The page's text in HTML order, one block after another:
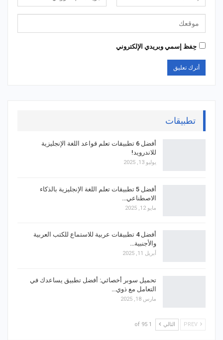
حِفظ إسمي وبريدي الإلكتروني
تطبيقات
أفضل 6 تطبيقات تعلم قواعد اللغة الإنجليزية
للاندرويد!
يوليو 13, 2025
أفضل 5 تطبيقات تعلم اللغة الإنجليزية بالذكاء
الاصطناعي…
مايو 12, 2025
أفضل 4 تطبيقات عربية للاستماع للكتب العربية
والأجنبية…
أبريل 11, 2025
تحميل سوبر أخصائي: أفضل تطبيق يساعدك في
التعامل مع ذوي…
مارس 18, 2025
التالي 1 of 95